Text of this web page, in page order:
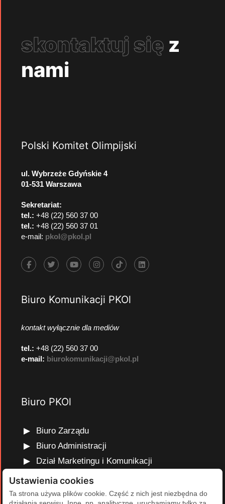
skontaktuj się z
nami
Polski Komitet Olimpijski
ul. Wybrzeże Gdyńskie 4
01-531 Warszawa
Sekretariat:
tel.: +48 (22) 560 37 00
tel.: +48 (22) 560 37 01
e-mail: pkol@pkol.pl
Biuro Komunikacji PKOl
kontakt wyłącznie dla mediów
tel.: +48 (22) 560 37 00
e-mail: biurokomunikacji@pkol.pl
Biuro PKOl
Biuro Zarządu
Biuro Administracji
Dział Marketingu i Komunikacji
Dział Edukacji Olimpijskiej
Dział Finansów i Kadr
Ustawienia cookies
Ta strona używa plików cookie. Część z nich jest niezbędna do